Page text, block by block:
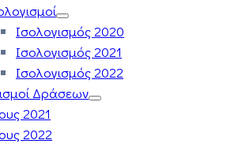
Ισολογισμός 2020
Ισολογισμός 2021
Ισολογισμός 2022
Δράσεων
2021
2022